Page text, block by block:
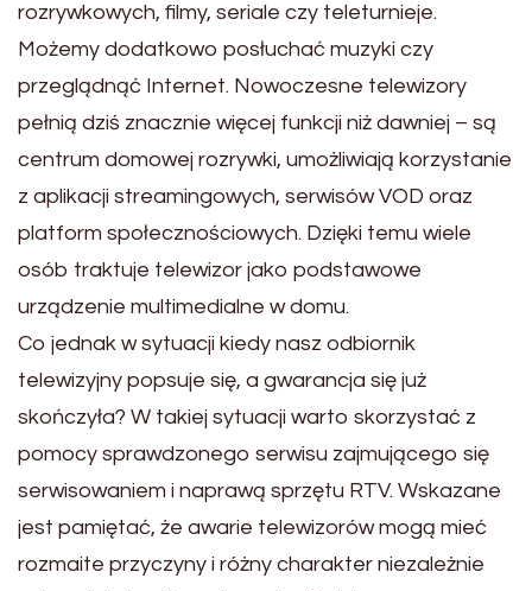
rozrywkowych, filmy, seriale czy teleturnieje.
Możemy dodatkowo posłuchać muzyki czy
przeglądnąć Internet. Nowoczesne telewizory
pełnią dziś znacznie więcej funkcji niż dawniej – są
centrum domowej rozrywki, umożliwiają korzystanie
z aplikacji streamingowych, serwisów VOD oraz
platform społecznościowych. Dzięki temu wiele
osób traktuje telewizor jako podstawowe
urządzenie multimedialne w domu.
Co jednak w sytuacji kiedy nasz odbiornik
telewizyjny popsuje się, a gwarancja się już
skończyła? W takiej sytuacji warto skorzystać z
pomocy sprawdzonego serwisu zajmującego się
serwisowaniem i naprawą sprzętu RTV. Wskazane
jest pamiętać, że awarie telewizorów mogą mieć
rozmaite przyczyny i różny charakter niezależnie